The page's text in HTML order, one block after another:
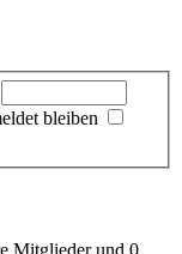
bleiben
Mitglieder und 0